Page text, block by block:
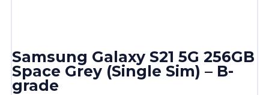
Samsung Galaxy S21 5G 256GB
Space Grey (Single Sim) – B-
grade